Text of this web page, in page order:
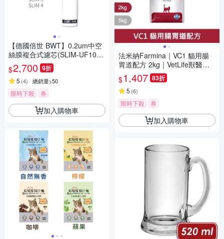
【德國倍世 BWT】0.2um中空
絲膜複合式濾芯(SLIM-UF104)
(SLIM系列專用)
$2,700 9折
5 (4) 總銷量>50
限時下殺 券
加入購物車
法米納Farmina｜VC1 貓用腸
胃道配方 2kg｜VetLife獸醫寵
愛天然處方貓糧 2公斤 處方貓
飼料
$1,407 83折
5 (6)
限時下殺 券
加入購物車